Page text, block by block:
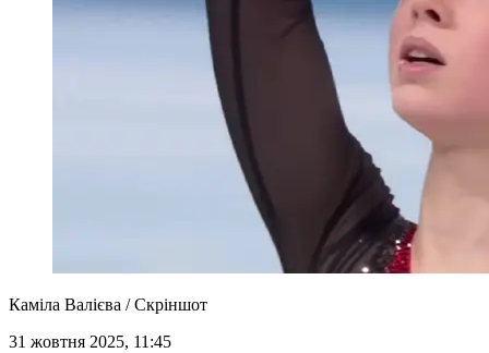
Каміла Валієва / Скріншот
31 жовтня 2025, 11:45